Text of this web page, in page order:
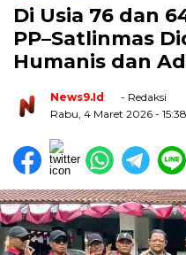
Di Usia 76 dan
PP–Satlinmas
Humanis dan
News9.id
- Redaksi
Rabu, 4 Maret 2026 -